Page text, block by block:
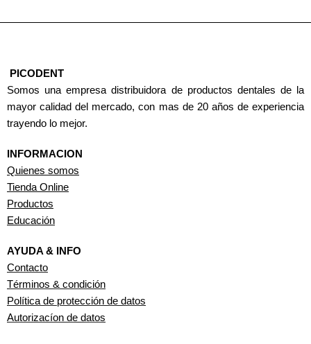
PICODENT
Somos una empresa distribuidora de productos dentales de la
mayor calidad del mercado, con mas de 20 años de experiencia
trayendo lo mejor.
INFORMACION
Quienes somos
Tienda Online
Productos
Educación
AYUDA & INFO
Contacto
Términos & condición
Política de protección de datos
Autorizacíon de datos